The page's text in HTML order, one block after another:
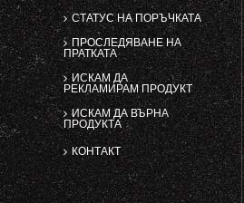
СТАТУС НА ПОРЪЧКАТА
ПРОСЛЕДЯВАНЕ НА
ПРАТКАТА
ИСКАМ ДА
РЕКЛАМИРАМ ПРОДУКТ
ИСКАМ ДА ВЪРНА
ПРОДУКТА
КОНТАКТ